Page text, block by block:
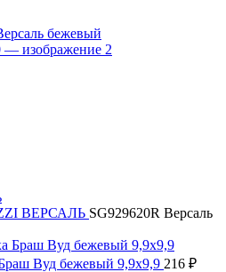
ВЕРСАЛЬ SG929620R Версаль
Вуд бежевый 9,9х9,9 216 ₽